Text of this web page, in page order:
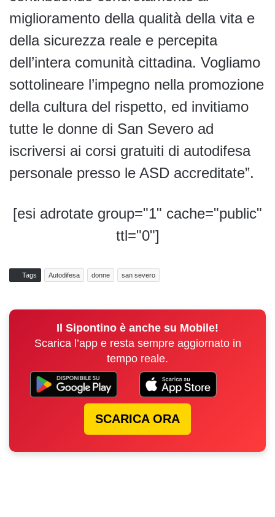
miglioramento della qualità della vita e
della sicurezza reale e percepita
dell’intera comunità cittadina. Vogliamo
sottolineare l’impegno nella promozione
della cultura del rispetto, ed invitiamo
tutte le donne di San Severo ad
iscriversi ai corsi gratuiti di autodifesa
personale presso le ASD accreditate”.
[esi adrotate group="1" cache="public"
ttl="0"]
Tags Autodifesa donne san severo
Il Sipontino è anche su Mobile!
Scarica l’app e resta sempre aggiornato in
tempo reale.
SCARICA ORA